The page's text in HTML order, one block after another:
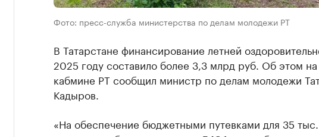
Фото: пресс-служба министерства по делам молодежи РТ
В Татарстане финансирование летней
2025 году составило более 3,3 млрд руб. Об этом
кабмине РТ сообщил министр по делам молодежи
Кадыров.
«На обеспечение бюджетными путевками для 35